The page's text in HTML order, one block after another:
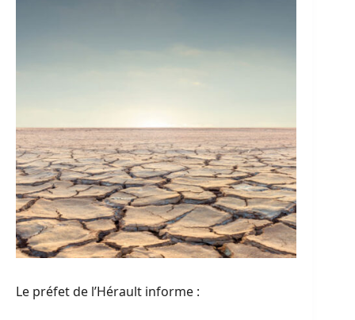
Le préfet de l’Hérault informe :